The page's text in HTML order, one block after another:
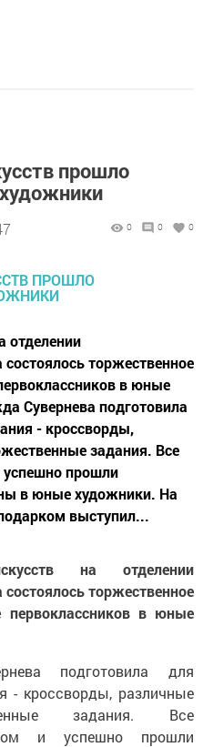
прошло
0 0 0
отделении
состоялось торжественное
в юные
Сувернева подготовила
- кроссворды,
задания. Все
прошли
в юные художники. На
выступил...
на отделении
состоялось торжественное
первоклассников в юные
подготовила для
- кроссворды, различные
задания. Все
и успешно прошли